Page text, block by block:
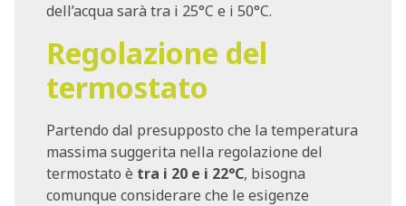
dell’acqua sarà tra i 25°C e i 50°C.
Regolazione del
termostato
Partendo dal presupposto che la temperatura
massima suggerita nella regolazione del
termostato è tra i 20 e i 22°C, bisogna
comunque considerare che le esigenze